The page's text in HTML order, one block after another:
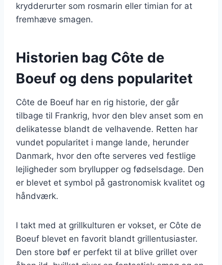
krydderurter som rosmarin eller timian for at
fremhæve smagen.
Historien bag Côte de
Boeuf og dens popularitet
Côte de Boeuf har en rig historie, der går
tilbage til Frankrig, hvor den blev anset som en
delikatesse blandt de velhavende. Retten har
vundet popularitet i mange lande, herunder
Danmark, hvor den ofte serveres ved festlige
lejligheder som bryllupper og fødselsdage. Den
er blevet et symbol på gastronomisk kvalitet og
håndværk.
I takt med at grillkulturen er vokset, er Côte de
Boeuf blevet en favorit blandt grillentusiaster.
Den store bøf er perfekt til at blive grillet over